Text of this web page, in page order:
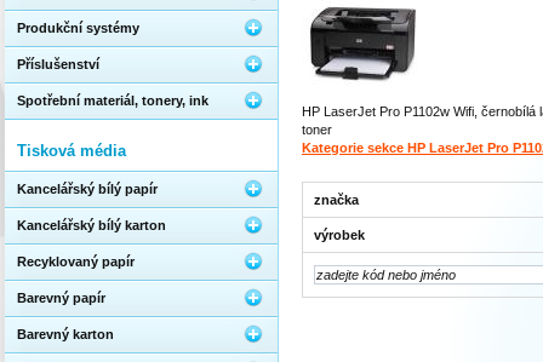
HP LaserJet Pro P1102w Wifi,
toner
Kategorie sekce HP LaserJet Pro
značka
výrobek
Produkční systémy
Příslušenství
Spotřební materiál, tonery, ink
Tisková média
Kancelářský bílý papír
Kancelářský bílý karton
Recyklovaný papír
Barevný papír
Barevný karton